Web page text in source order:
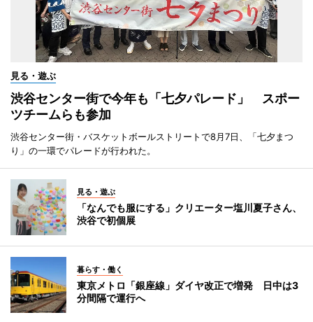
見る・遊ぶ
渋谷センター街で今年も「七夕パレード」 スポー
ツチームらも参加
渋谷センター街・バスケットボールストリートで8月7日、「七夕まつ
り」の一環でパレードが行われた。
見る・遊ぶ
「なんでも服にする」クリエーター塩川夏子さん、
渋谷で初個展
暮らす・働く
東京メトロ「銀座線」ダイヤ改正で増発 日中は3
分間隔で運行へ